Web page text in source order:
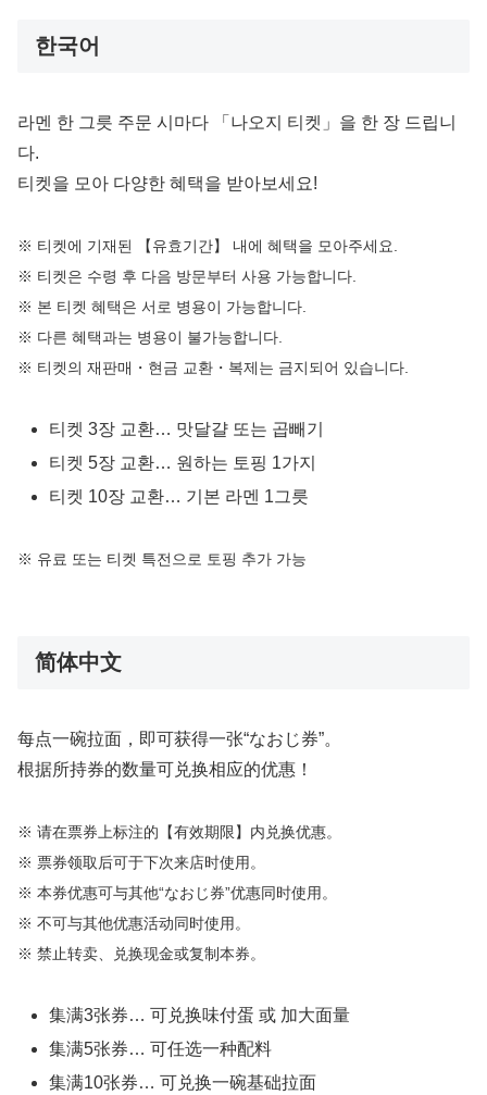
한국어
라멘 한 그릇 주문 시마다 「나오지 티켓」을 한 장 드립니
다.
티켓을 모아 다양한 혜택을 받아보세요!
※ 티켓에 기재된 【유효기간】 내에 혜택을 모아주세요.
※ 티켓은 수령 후 다음 방문부터 사용 가능합니다.
※ 본 티켓 혜택은 서로 병용이 가능합니다.
※ 다른 혜택과는 병용이 불가능합니다.
※ 티켓의 재판매・현금 교환・복제는 금지되어 있습니다.
티켓 3장 교환… 맛달걀 또는 곱빼기
티켓 5장 교환… 원하는 토핑 1가지
티켓 10장 교환… 기본 라멘 1그릇
※ 유료 또는 티켓 특전으로 토핑 추가 가능
简体中文
每点一碗拉面，即可获得一张“なおじ券”。
根据所持券的数量可兑换相应的优惠！
※ 请在票券上标注的【有效期限】内兑换优惠。
※ 票券领取后可于下次来店时使用。
※ 本券优惠可与其他“なおじ券”优惠同时使用。
※ 不可与其他优惠活动同时使用。
※ 禁止转卖、兑换现金或复制本券。
集满3张券… 可兑换味付蛋 或 加大面量
集满5张券… 可任选一种配料
集满10张券… 可兑换一碗基础拉面